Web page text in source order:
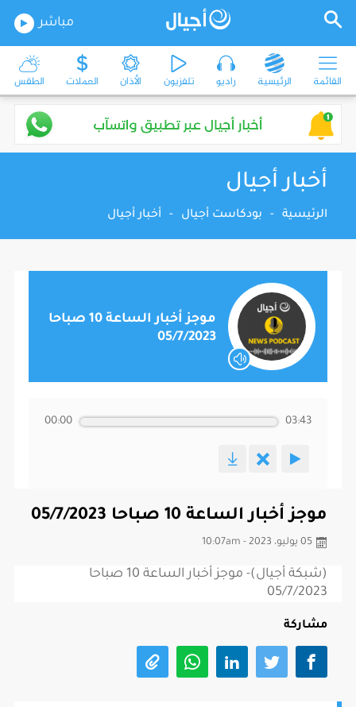
مباشر
القائمة الرئيسية راديو تلفزيون الأذان العملات الطقس
أخبار أجيال
الرئيسية - بودكاست أجيال - أخبار أجيال
موجز أخبار الساعة 10 صباحا
05/7/2023
00:00 03:43
موجز أخبار الساعة 10 صباحا 05/7/2023
05 يوليو، 2023 - 10:07am
(شبكة أجيال)- موجز أخبار الساعة 10 صباحا
05/7/2023
مشاركة